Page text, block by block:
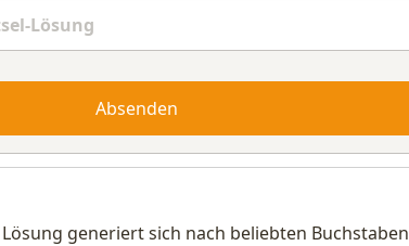
Absenden
generiert sich nach beliebten Buchstaben